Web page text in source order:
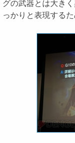
グの武器とは大き
っかりと表現する